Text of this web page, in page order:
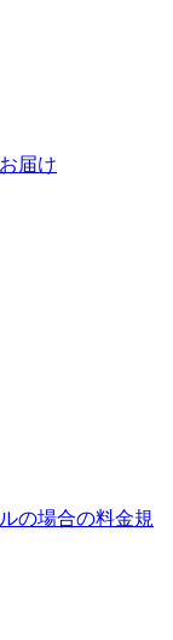
届け
の場合の料金規